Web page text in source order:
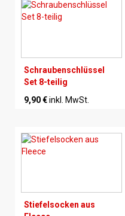
Schraubenschlüssel
Set 8-teilig
9,90 €inkl. MwSt.
Stiefelsocken aus